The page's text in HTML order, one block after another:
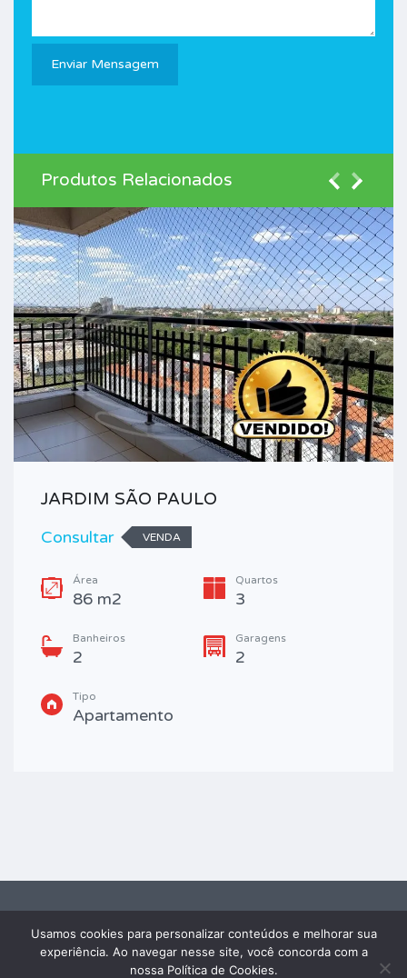
Produtos Relacionados
JARDIM SÃO PAULO
Consultar
VENDA
Área
86 m2
Quartos
3
Banheiros
2
Garagens
2
Tipo
Apartamento
2026 FRAY IMÓVEIS® - TODOS OS DIREITOS RESERVADOS. Powered by
Edaweb
Usamos cookies para personalizar conteúdos e melhorar sua
experiência. Ao navegar nesse site, você concorda com a
nossa Política de Cookies.